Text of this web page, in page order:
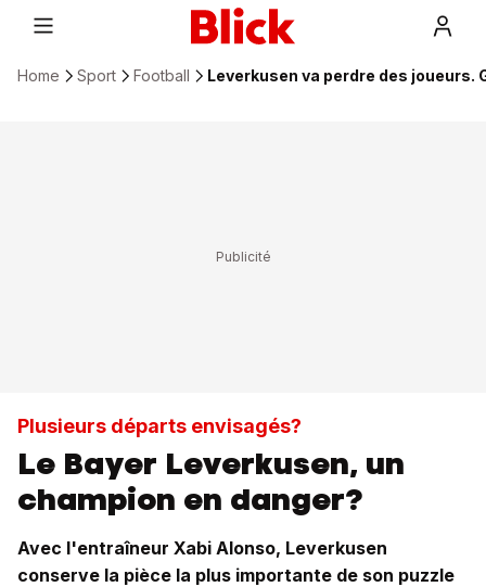
Home Sport Football Leverkusen va perdre des
Plusieurs départs envisagés?
Le Bayer Leverkusen, un
champion en danger?
Avec l'entraîneur Xabi Alonso, Leverkusen
conserve la pièce la plus importante de son puzzle